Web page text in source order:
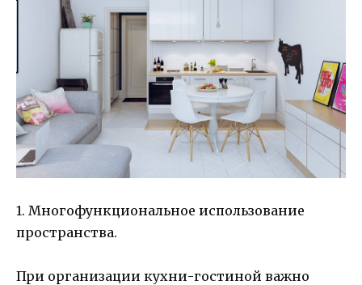
1. Многофункциональное использование
пространства.
При организации кухни-гостиной важно